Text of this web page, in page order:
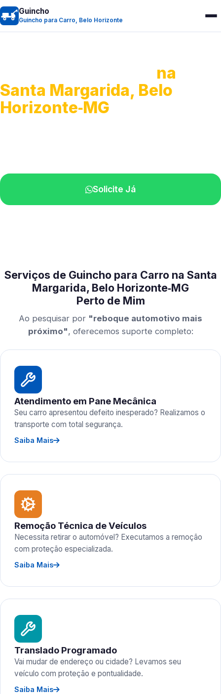
Guincho
Guincho para Carro, Belo Horizonte
na
Santa Margarida, Belo
Horizonte‑MG
Solicite Já
Serviços de Guincho para Carro na Santa
Margarida, Belo Horizonte‑MG
Perto de Mim
Ao pesquisar por "reboque automotivo mais
próximo", oferecemos suporte completo:
Atendimento em Pane Mecânica
Seu carro apresentou defeito inesperado? Realizamos o
transporte com total segurança.
Saiba Mais
Remoção Técnica de Veículos
Necessita retirar o automóvel? Executamos a remoção
com proteção especializada.
Saiba Mais
Translado Programado
Vai mudar de endereço ou cidade? Levamos seu
veículo com proteção e pontualidade.
Saiba Mais